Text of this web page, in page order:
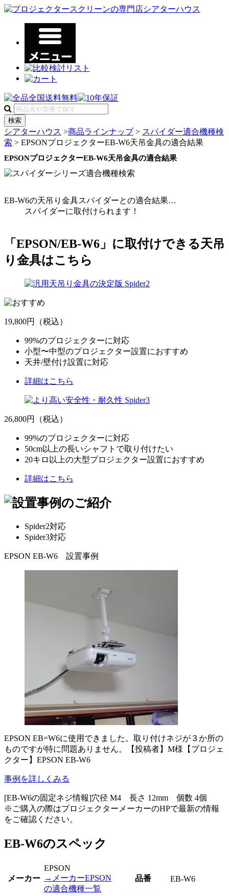
検索
シアターハウス >商品ラインナップ> スパイダー適合機種検
索 > EPSONプロジェクターEB-W6天吊金具の適合結果
EPSONプロジェクターEB-W6天吊金具の適合結果
EB-W6の天吊り金具スパイダーとの適合結果…
スパイダーに取付けられます！
「EPSON/EB-W6」 に取付けできる天吊
り金具はこちら
19,800円 （税込）
99%のプロジェクターに対応
小型〜中型のプロジェクター設置におすすめ
天井/壁付け設置に対応
詳細はこちら
26,800円 （税込）
99%のプロジェクターに対応
50cm以上の長いシャフトで取り付けたい
20キロ以上の大型プロジェクター設置におすすめ
詳細はこちら
Spider2対応
Spider3対応
EPSON EB-W6 設置事例
EPSON EB=W6に使用できました。取り付けネジが３か所の
ものですが特に問題ありません。【投稿者】M様【プロジェ
クター】EPSON EB-W6
事例を詳しくみる
[EB-W6の固定ネジ情報]穴径 M4 長さ 12mm 個数 4個
※ご購入の際はプロジェクターメーカーのHPで最新の情報
をご確認ください。
EB-W6のスペック
メーカー
EPSON
→メーカーEPSON
の適合機種一覧
品番 EB-W6